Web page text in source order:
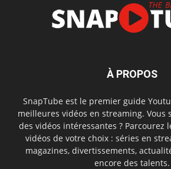
À PROPOS
SnapTube est le premier guide
meilleures vidéos en streaming. Vous
des vidéos intéressantes ? Parcourez
vidéos de votre choix : séries en
magazines, divertissements,
encore des talents.